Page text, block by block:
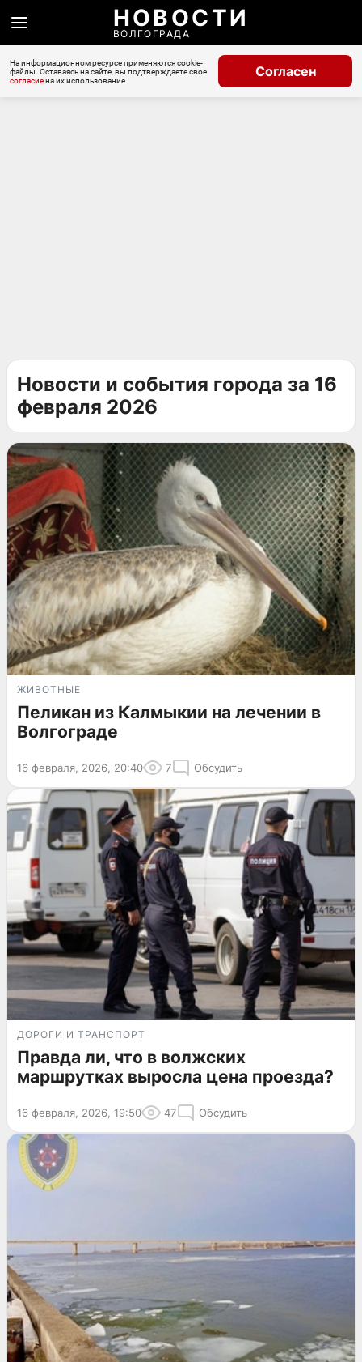
НОВОСТИ
ВОЛГОГРАДА
На информационном ресурсе применяются cookie-
файлы. Оставаясь на сайте, вы подтверждаете свое
согласиена их использование.
Согласен
Новости и события города за 16
февраля 2026
ЖИВОТНЫЕ
Пеликан из Калмыкии на лечении в
Волгограде
16 февраля, 2026, 20:40 7 Обсудить
ДОРОГИ И ТРАНСПОРТ
Правда ли, что в волжских
маршрутках выросла цена проезда?
16 февраля, 2026, 19:50 47 Обсудить